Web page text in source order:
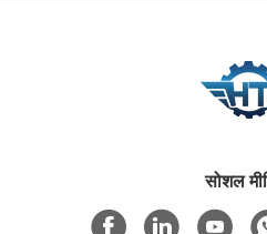
सोशल